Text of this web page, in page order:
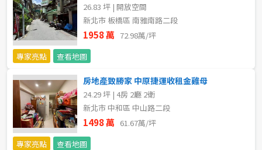
苗栗縣
台中市
彰化縣
南投縣
雲林縣
嘉義市
農舍 辦公
倉庫 土地
坪數
不拘
20~30 坪
26.83 坪 | 開放空間
新北市 板橋區 南雅南路二段
1958 萬 72.98萬/坪
專家亮點
查看地圖
房地產致勝家 中原捷運收租金雞母
24.29 坪 | 4房 2廳 2衛
新北市 中和區 中山路二段
1498 萬 61.67萬/坪
專家亮點
查看地圖